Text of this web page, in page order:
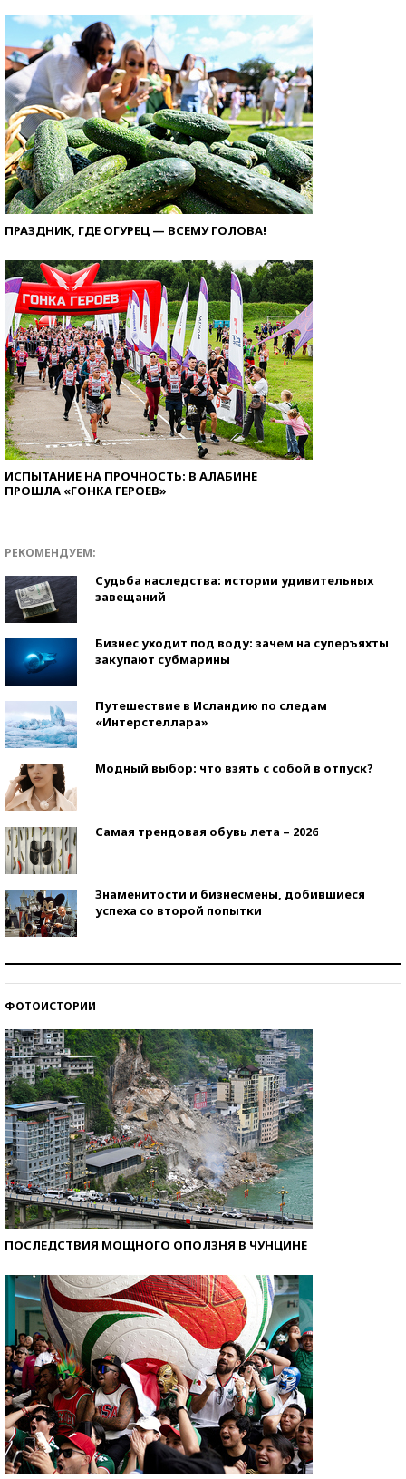
ПРАЗДНИК, ГДЕ ОГУРЕЦ — ВСЕМУ ГОЛОВА!
ИСПЫТАНИЕ НА ПРОЧНОСТЬ: В АЛАБИНЕ
ПРОШЛА «ГОНКА ГЕРОЕВ»
РЕКОМЕНДУЕМ:
Судьба наследства: истории удивительных
завещаний
Бизнес уходит под воду: зачем на суперъяхты
закупают субмарины
Путешествие в Исландию по следам
«Интерстеллара»
Модный выбор: что взять с собой в отпуск?
Самая трендовая обувь лета – 2026
Знаменитости и бизнесмены, добившиеся
успеха со второй попытки
ФОТОИСТОРИИ
ПОСЛЕДСТВИЯ МОЩНОГО ОПОЛЗНЯ В ЧУНЦИНЕ